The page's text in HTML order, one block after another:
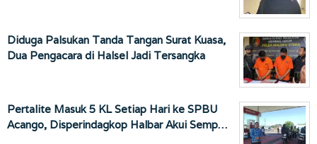
Diduga Palsukan Tanda Tangan Surat Kuasa,
Dua Pengacara di Halsel Jadi Tersangka
Pertalite Masuk 5 KL Setiap Hari ke SPBU
Acango, Disperindagkop Halbar Akui Semp…